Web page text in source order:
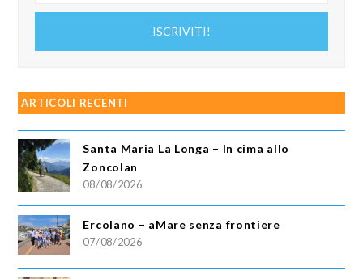
ISCRIVITI!
ARTICOLI RECENTI
Santa Maria La Longa – In cima allo
Zoncolan
08/08/2026
Ercolano – aMare senza frontiere
07/08/2026